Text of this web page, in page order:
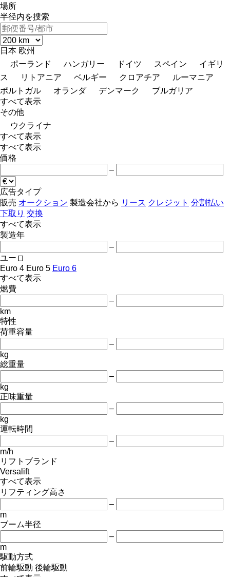
場所
半径内を捜索
日本 欧州
ポーランド
ハンガリー ドイツ スペイン
イギリ
ス
リトアニア ベルギー クロアチア
ルーマニア
ポルトガル
オランダ デンマーク
ブルガリア
すべて表示
その他
ウクライナ
すべて表示
すべて表示
価格
–
広告タイプ
販売 オークション 製造会社から リース クレジット 分割払い
下取り 交換
すべて表示
製造年
–
ユーロ
Euro 4 Euro 5 Euro 6
すべて表示
燃費
–
km
特性
荷重容量
–
kg
総重量
–
kg
正味重量
–
kg
運転時間
–
m/h
リフトブランド
Versalift
すべて表示
リフティング高さ
–
m
ブーム半径
–
m
駆動方式
前輪駆動 後輪駆動